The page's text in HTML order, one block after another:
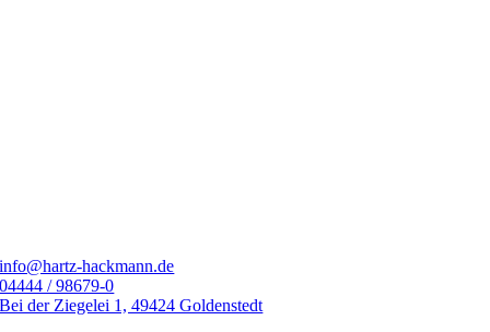
info@hartz-hackmann.de
04444 / 98679-0
Bei der Ziegelei 1, 49424 Goldenstedt